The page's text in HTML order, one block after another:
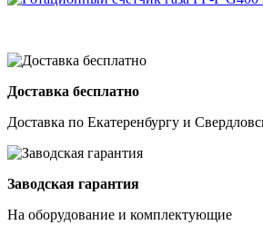
Доставка бесплатно
Доставка по Екатеренбургу и
Заводская гарантия
На оборудование и комплектующие